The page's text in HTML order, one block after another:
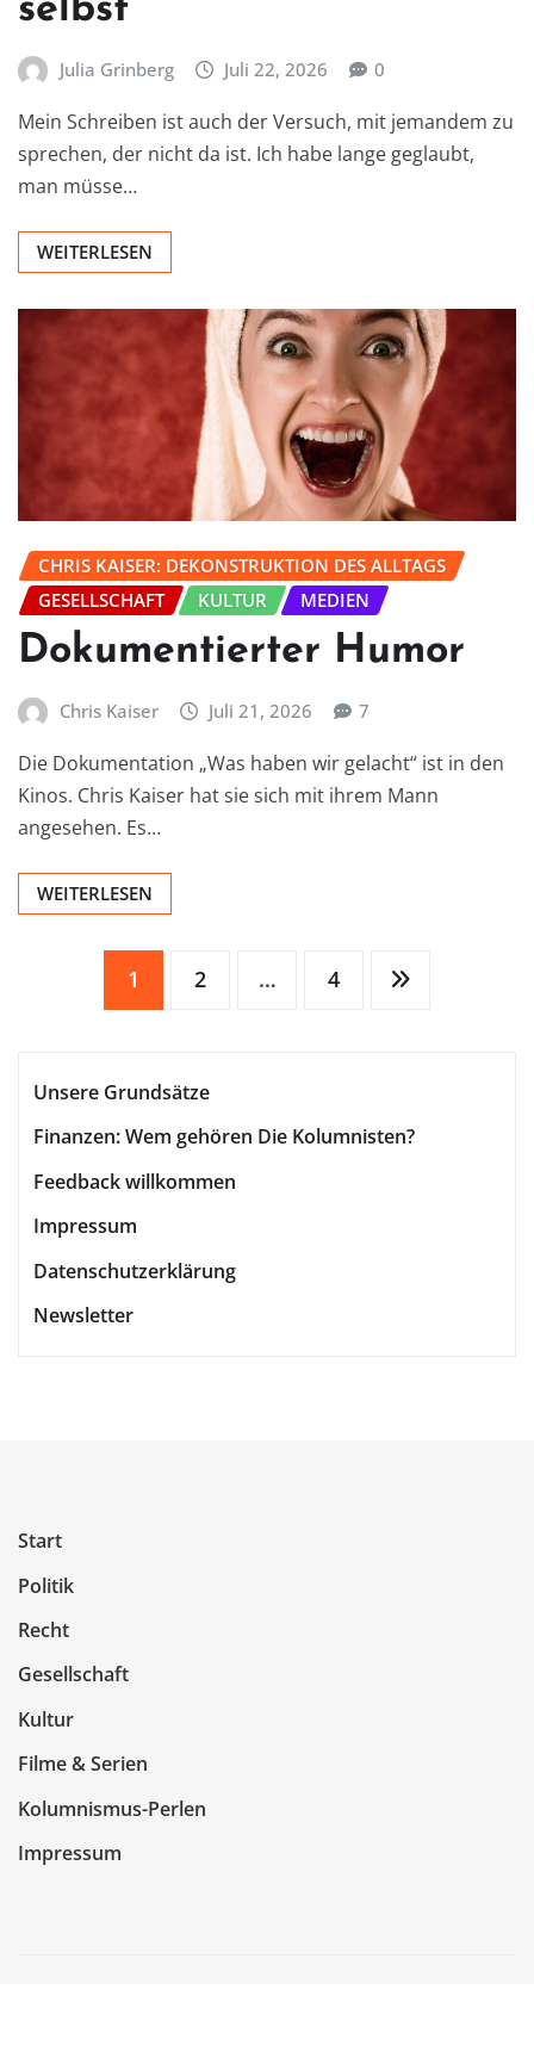
selbst
Julia Grinberg Juli 22, 2026 0
Mein Schreiben ist auch der Versuch, mit jemandem zu
sprechen, der nicht da ist. Ich habe lange geglaubt,
man müsse…
WEITERLESEN
CHRIS KAISER: DEKONSTRUKTION DES ALLTAGS
GESELLSCHAFT
KULTUR MEDIEN
Dokumentierter Humor
Chris Kaiser Juli 21, 2026 7
Die Dokumentation „Was haben wir gelacht“ ist in den
Kinos. Chris Kaiser hat sie sich mit ihrem Mann
angesehen. Es…
WEITERLESEN
Seitennummerierung
Beiträge
1 2 … 4
Unsere Grundsätze
Finanzen: Wem gehören Die Kolumnisten?
Feedback willkommen
Impressum
Datenschutzerklärung
Newsletter
Start
Politik
Recht
Gesellschaft
Kultur
Filme & Serien
Kolumnismus-Perlen
Impressum